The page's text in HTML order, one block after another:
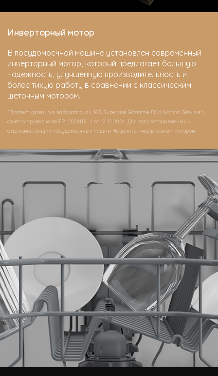
Инверторный мотор
В посудомоечной машине установлен современный
инверторный мотор, который предлагает большую
надежность, улучшенную производительность и
более тихую работу в сравнении с классическим
щеточным мотором.
*Протестировано в лабораториях SGS Supervise Gözetme Etüd Kontrol Servisleri,
отчет о проверке №TR_20241131_1 от 12.12.2024. Для всех встраиваемых и
отдельностоящих посудомоечных машин Hotpoint c инверторным мотором.